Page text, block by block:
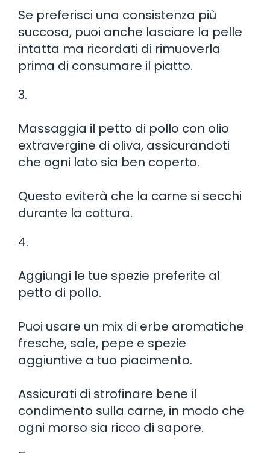
Se preferisci una consistenza più
succosa, puoi anche lasciare la pelle
intatta ma ricordati di rimuoverla
prima di consumare il piatto.
3.
Massaggia il petto di pollo con olio
extravergine di oliva, assicurandoti
che ogni lato sia ben coperto.
Questo eviterà che la carne si secchi
durante la cottura.
4.
Aggiungi le tue spezie preferite al
petto di pollo.
Puoi usare un mix di erbe aromatiche
fresche, sale, pepe e spezie
aggiuntive a tuo piacimento.
Assicurati di strofinare bene il
condimento sulla carne, in modo che
ogni morso sia ricco di sapore.